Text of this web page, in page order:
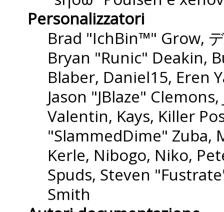
Personalizzatori
Brad "IchBin™" Grow,
Bryan "Runic" Deakin,
Blaber, Daniel15, Eren
Jason "JBlaze"
Valentin, Kays, Killer
"SlammedDime" Zuba,
Kerle, Nibogo, Niko,
Spuds, Steven
Smith